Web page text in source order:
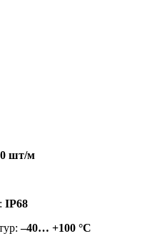
шт/м
IP68
–40… +100 °C